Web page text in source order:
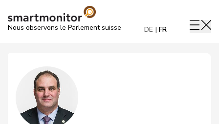
Nous observons le Parlement suisse DE FR